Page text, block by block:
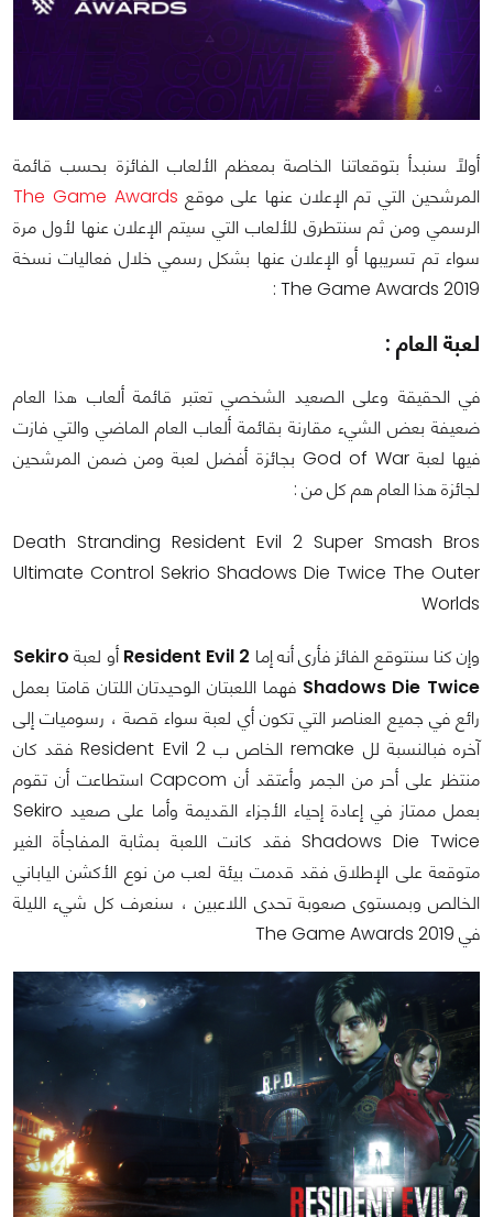
أولاً سنبدأ بتوقعاتنا الخاصة بمعظم الألعاب الفائزة بحسب قائمة
المرشحين التي تم الإعلان عنها على موقع The Game Awards
الرسمي ومن ثم سنتطرق للألعاب التي سيتم الإعلان عنها لأول مرة
سواء تم تسريبها أو الإعلان عنها بشكل رسمي خلال فعاليات نسخة
The Game Awards 2019 :
لعبة العام :
في الحقيقة وعلى الصعيد الشخصي تعتبر قائمة ألعاب هذا العام
ضعيفة بعض الشيء مقارنة بقائمة ألعاب العام الماضي والتي فازت
فيها لعبة God of War بجائزة أفضل لعبة ومن ضمن المرشحين
لجائزة هذا العام هم كل من :
Death Stranding Resident Evil 2 Super Smash Bros
Ultimate Control Sekrio Shadows Die Twice The Outer
Worlds
وإن كنا سنتوقع الفائز فأرى أنه إما Resident Evil 2 أو لعبة Sekiro
Shadows Die Twice فهما اللعبتان الوحيدتان اللتان قامتا بعمل
رائع في جميع العناصر التي تكون أي لعبة سواء قصة ، رسوميات إلى
آخره فبالنسبة لل remake الخاص ب Resident Evil 2 فقد كان
منتظر على أحر من الجمر وأعتقد أن Capcom استطاعت أن تقوم
بعمل ممتاز في إعادة إحياء الأجزاء القديمة وأما على صعيد Sekiro
Shadows Die Twice فقد كانت اللعبة بمثابة المفاجأة الغير
متوقعة على الإطلاق فقد قدمت بيئة لعب من نوع الأكشن الياباني
الخالص وبمستوى صعوبة تحدى اللاعبين ، سنعرف كل شيء الليلة
في The Game Awards 2019